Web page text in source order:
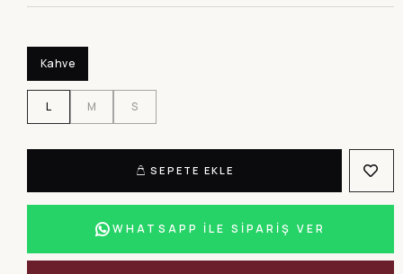
Kahve
L M S
SEPETE EKLE
WHATSAPP İLE SİPARİŞ VER